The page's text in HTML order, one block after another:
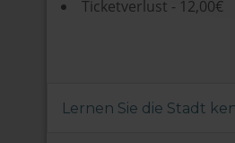
Ticketverlust - 12,00€
Lernen Sie die Stadt